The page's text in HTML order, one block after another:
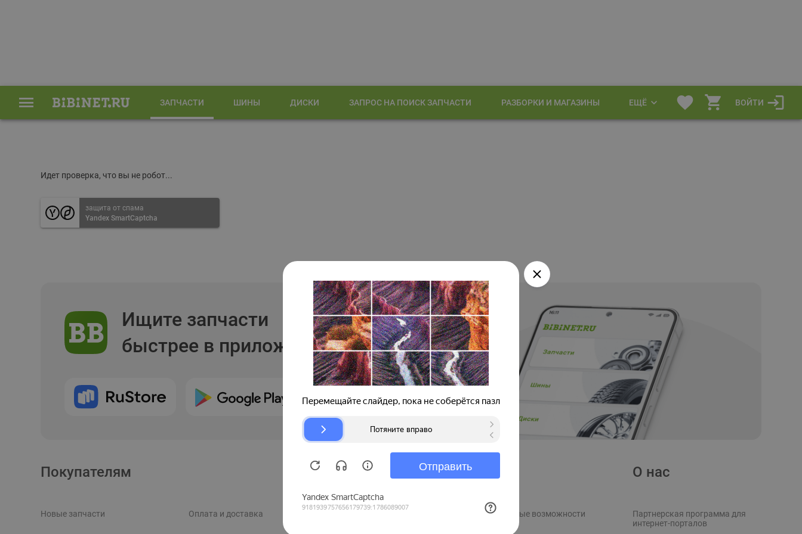
ЗАПЧАСТИ ШИНЫ ДИСКИ ЗАПРОС НА ПОИСК ЗАПЧАСТИ РАЗБОРКИ И МАГАЗИНЫ ЕЩЁ ВОЙТИ
Идет проверка, что вы не робот...
защита от спама
Yandex SmartCaptcha
Ищите запчасти
быстрее в приложении
Покупателям
Новые запчасти Оплата и доставка
Продавцам
Рекламные возможности
О нас
Партнерская программа для
интернет-порталов